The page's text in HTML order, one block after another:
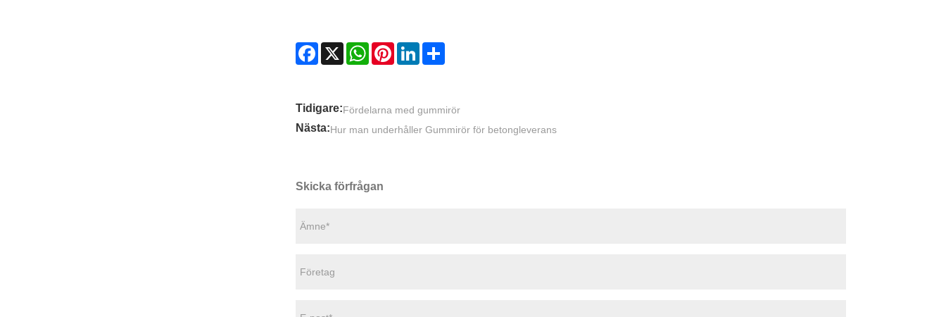
Facebook
X WhatsAppPinterestLinkedInShare
Tidigare:Fördelarna med gummirör
Nästa:Hur man underhåller Gummirör för betongleverans
Skicka förfrågan